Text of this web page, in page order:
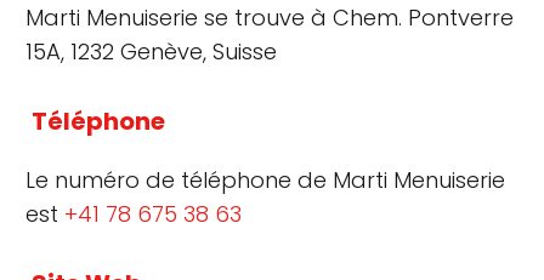
Marti Menuiserie se trouve à Chem. Pontverre
15A, 1232 Genève, Suisse
Téléphone
Le numéro de téléphone de Marti Menuiserie
est +41 78 675 38 63